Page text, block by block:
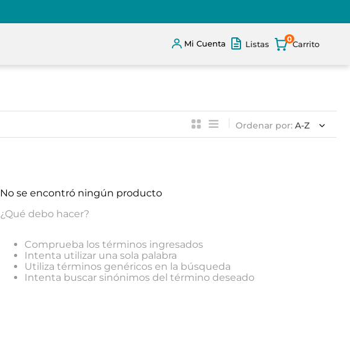
Mi Cuenta Listas
0
Ordenar por A-Z
No se encontró ningún producto
¿Qué debo hacer?
Comprueba los términos ingresados
Intenta utilizar una sola palabra
Utiliza términos genéricos en la búsqueda
Intenta buscar sinónimos del término deseado